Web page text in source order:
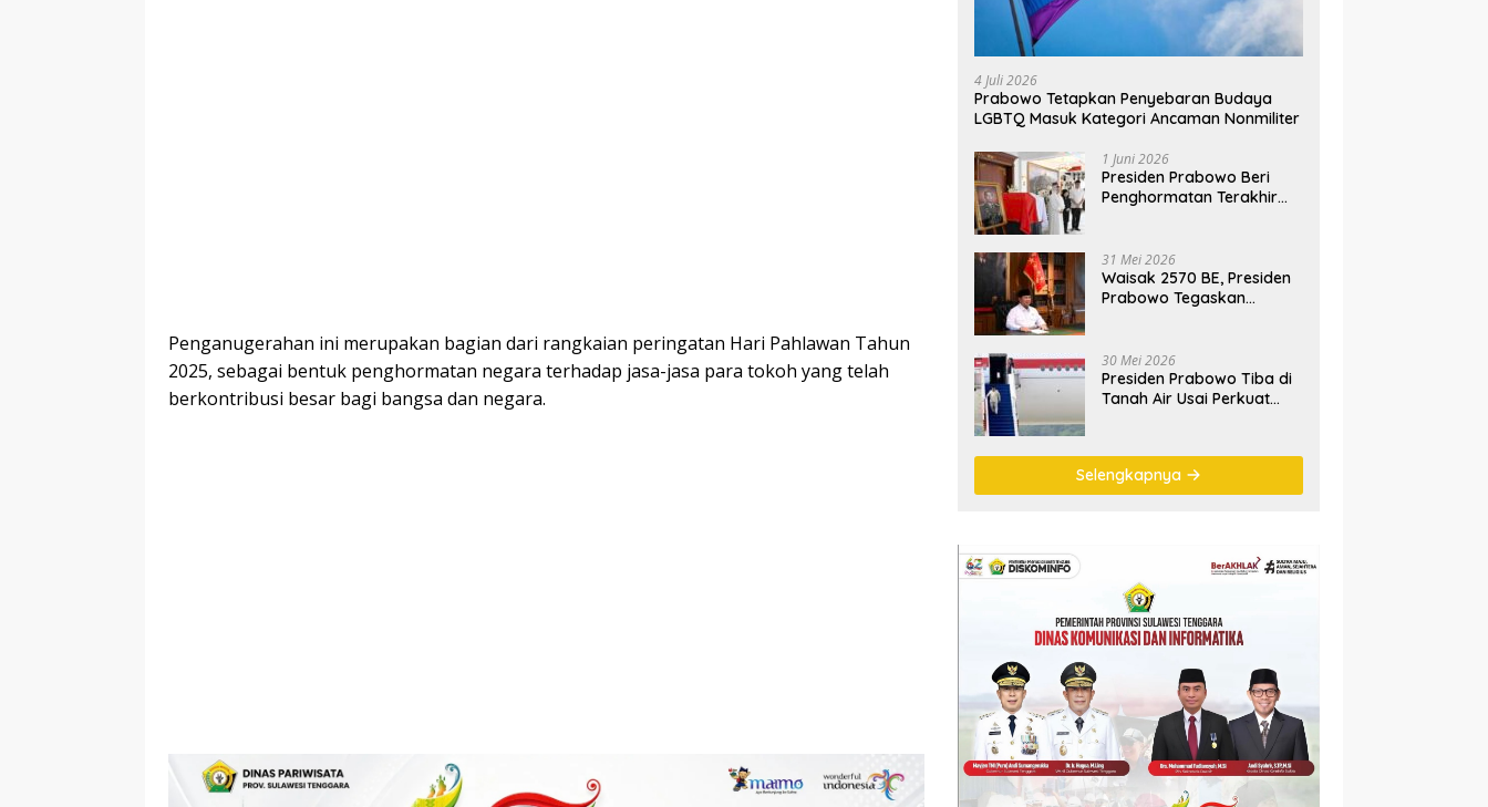
Penganugerahan ini merupakan bagian dari rangkaian peringatan Hari Pahlawan Tahun
2025, sebagai bentuk penghormatan negara terhadap jasa-jasa para tokoh yang telah
berkontribusi besar bagi bangsa dan negara.
4 Juli 2026
Prabowo Tetapkan Penyebaran Budaya
LGBTQ Masuk Kategori Ancaman Nonmiliter
1 Juni 2026
Presiden Prabowo Beri
Penghormatan Terakhir
Ryamizard Ryacudu
31 Mei 2026
Waisak 2570 BE, Presiden
Prabowo Tegaskan
Persatuan Bangsa
30 Mei 2026
Presiden Prabowo Tiba di
Tanah Air Usai Perkuat
Selengkapnya